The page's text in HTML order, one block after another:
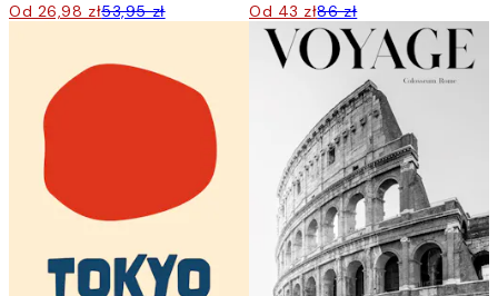
Od 26,98 zł53,95 zł Od 43 zł86 zł